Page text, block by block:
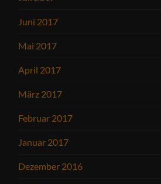
Juni 2017
Mai 2017
April 2017
März 2017
Februar 2017
Januar 2017
Dezember 2016